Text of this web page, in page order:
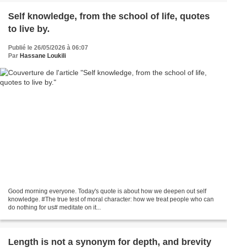
Self knowledge, from the school of life, quotes
to live by.
Publié le 26/05/2026 à 06:07
Par Hassane Loukili
Good morning everyone. Today's quote is about how we deepen out self
knowledge. #The true test of moral character: how we treat people who can
do nothing for us# meditate on it...
Length is not a synonym for depth, and brevity